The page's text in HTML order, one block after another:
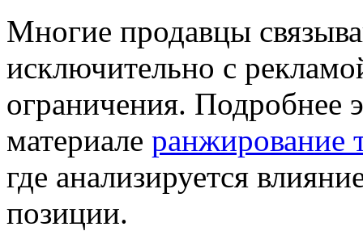
Многие продавцы
исключительно с
ограничения. Подробнее
материале ранжирование
где анализируется
позиции.